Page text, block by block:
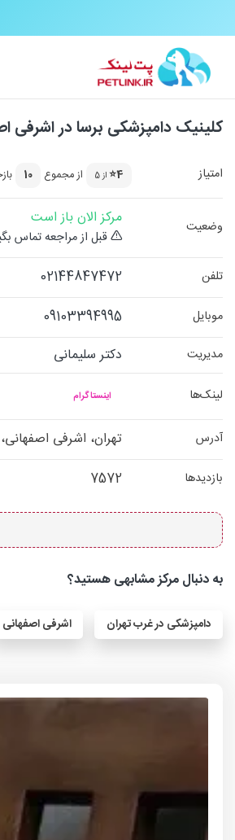
کلینیک دامپزشکی برسا در اشرفی
امتیاز 4⭐ از 5 از مجموع 10
وضعیت مرکز الان باز است
قبل از مراجعه تماس
تلفن
02144847472
موبایل 09103394995
مدیریت دکتر سلیمانی
لینک‌ها اینستاگرام
آدرس تهران، اشرفی
بازدیدها 7572
به دنبال مرکز مشابهی هستید؟
دامپزشکی در غرب تهران اشرفی اصفهانی